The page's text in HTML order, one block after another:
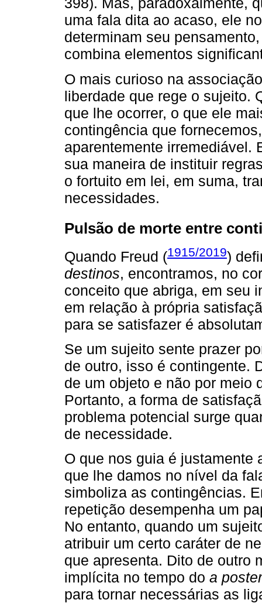
uma fala dita ao acaso, ele
determinam seu
combina elementos
O mais curioso na
liberdade que rege o sujeito.
que lhe ocorrer, o que ele
contingência que
aparentemente irremediável.
sua maneira de instituir
o fortuito em lei, em suma,
necessidades.
Pulsão de morte entre
Quando Freud (1915/2019)
destinos, encontramos, no
conceito que abriga, em seu
em relação à própria
para se satisfazer é
Se um sujeito sente prazer
de outro, isso é contingente.
de um objeto e não por meio
Portanto, a forma de
problema potencial surge
de necessidade.
O que nos guia é justamente
que lhe damos no nível da
simboliza as contingências.
repetição desempenha um
No entanto, quando um
atribuir um certo caráter de
que apresenta. Dito de outro
implícita no tempo do a
para tornar necessárias as